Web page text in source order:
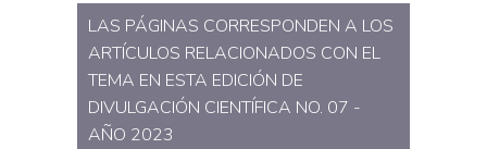
LAS PÁGINAS CORRESPONDEN A LOS
ARTÍCULOS RELACIONADOS CON EL
TEMA EN ESTA EDICIÓN DE
DIVULGACIÓN CIENTÍFICA NO. 07 -
AÑO 2023